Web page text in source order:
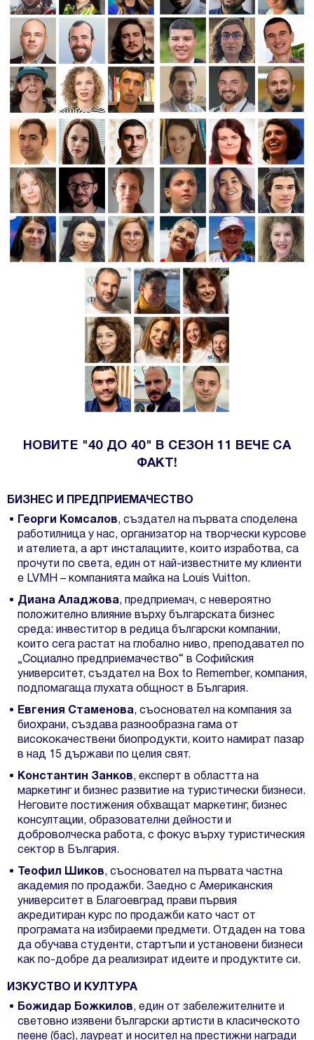
НОВИТЕ "40 ДО 40" В СЕЗОН 11 ВЕЧЕ СА
ФАКТ!
БИЗНЕС И ПРЕДПРИЕМАЧЕСТВО
Георги Комсалов, създател на първата споделена
работилница у нас, организатор на творчески курсове
и ателиета, a арт инсталациите, които изработва, са
прочути по света, един от най-известните му клиенти
е LVMH – компанията майка на Louis Vuitton.
Диана Аладжова, предприемач, с невероятно
положително влияние върху българската бизнес
среда: инвеститор в редица български компании,
които сега растат на глобално ниво, преподавател по
„Социално предприемачество“ в Софийския
университет, създател на Box to Remember, компания,
подпомагаща глухата общност в България.
Евгения Стаменова, съосновател на компания за
биохрани, създава разнообразна гама от
висококачествени биопродукти, които намират пазар
в над 15 държави по целия свят.
Константин Занков, експерт в областта на
маркетинг и бизнес развитие на туристически бизнеси.
Неговите постижения обхващат маркетинг, бизнес
консултации, образователни дейности и
доброволческа работа, с фокус върху туристическия
сектор в България.
Теофил Шиков, съосновател на първата частна
академия по продажби. Заедно с Американския
университет в Благоевград прави първия
акредитиран курс по продажби като част от
програмата на избираеми предмети. Отдаден на това
да обучава студенти, стартъпи и установени бизнеси
как по-добре да реализират идеите и продуктите си.
ИЗКУСТВО И КУЛТУРА
Божидар Божкилов, един от забележителните и
световно изявени български артисти в класическото
пеене (бас), лауреат и носител на престижни награди